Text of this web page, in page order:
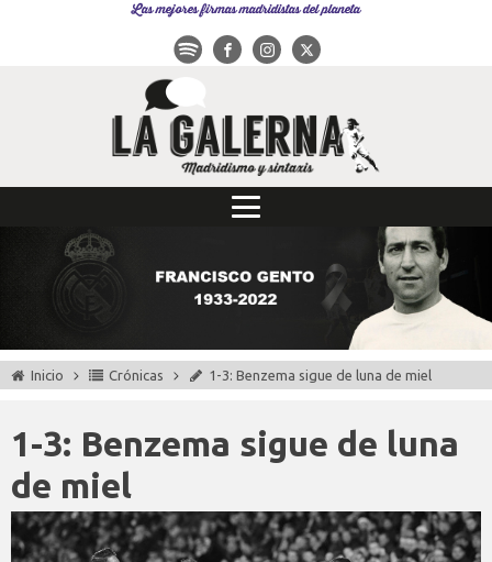
Las mejores firmas madridistas del planeta
Inicio Crónicas 1-3: Benzema sigue de luna de miel
1-3: Benzema sigue de luna
de miel